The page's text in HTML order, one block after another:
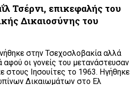
Τσέρνι, επικεφαλής του
Δικαιοσύνης του
στην Τσεχοσλοβακία αλλά
οι γονείς του μετανάστευσαν
στους Ιησουίτες το 1963. Ηγήθηκε
Δικαιωμάτων στο Ελ